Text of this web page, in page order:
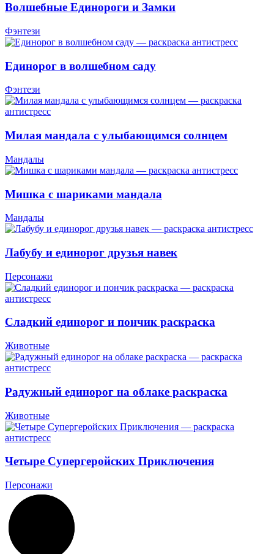
Волшебные Единороги и Замки
Фэнтези
Единорог в волшебном саду
Фэнтези
Милая мандала с улыбающимся солнцем
Мандалы
Мишка с шариками мандала
Мандалы
Лабубу и единорог друзья навек
Персонажи
Сладкий единорог и пончик раскраска
Животные
Радужный единорог на облаке раскраска
Животные
Четыре Супергеройских Приключения
Персонажи